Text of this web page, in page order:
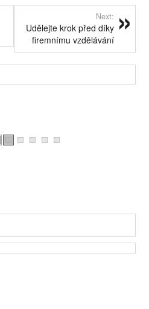
Next:
Udělejte krok před díky
firemnímu vzdělávání